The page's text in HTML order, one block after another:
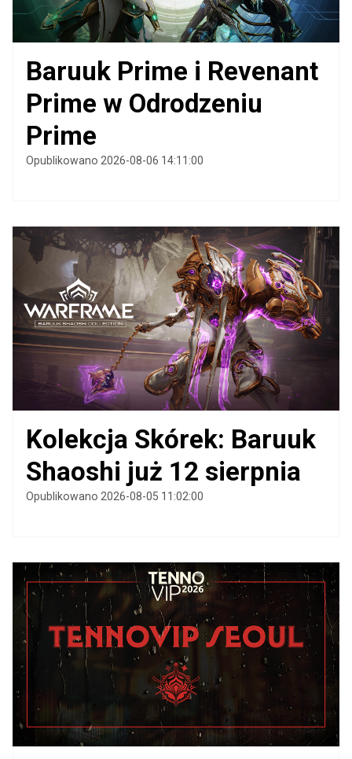
Baruuk Prime i Revenant
Prime w Odrodzeniu
Prime
Opublikowano 2026-08-06 14:11:00
Kolekcja Skórek: Baruuk
Shaoshi już 12 sierpnia
Opublikowano 2026-08-05 11:02:00